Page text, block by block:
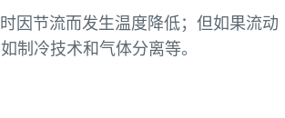
因节流而发生温度降低；但如果流动
制冷技术和气体分离等。